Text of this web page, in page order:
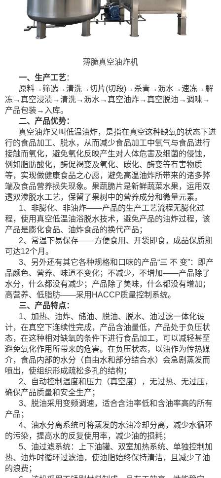
薄脆真空油炸机
一、生产工艺：
原料→筛选→清洗→切片(切段)→杀青→沥水→速冻→解
冻→真空浸渍→清洗→沥水→真空油炸→真空脱油→调味→
产品包装→入库。
二、产品优势：
真空油炸又叫低温油炸，是指在真空这种缺氧的状态下进
行的食品加工、脱水，从而减少食品加工中氧气与食品进行
接触而氧化，避免氧化反映产生对人体危害及细菌的侵蚀，
例如脂肪酸化，酶促褐变及氧化、碳化、酶变等有害物质
等，实现做健康食品之心愿，避免高温油炸所带来的诸多弊
端及食品营养损失现象。果蔬脆片是新鲜蔬菜水果，运用双
透双渗脱水工艺，保留了果树中的营养成分和微量元素。
1、非膨化、非油炸——产品的生产工艺流程无膨化过
程，使用真空低温油浴脱水技术，避免产品的油炸过程，该
产品是膨化食品、油炸食品的换代产品；
2、 常温下易保存——方便食用、开袋即食，成品保质期
可达12个月。
3、另外还有其它各种规格和口味的产品“三 不 变”：即产
品颜色、营养、味道不变化；不减少，不增加——产品除了
水分，什么都没有减少；产品除了美味，什么都没有增加；
高营养、低脂肪——采用HACCP质量控制系统。
三、产品特点：
1、加热、油炸、储油、脱油、脱水、油过滤一体化设
计，在真空下连续性完成，产品含油量低，产品处于负压状
态，在这种相对缺氧的条件下进行食品加工，可以减轻甚至
避免氧化作用所带来的危害。在负压状态，以油作为传热媒
介，食品内部的水分（自由水和部分结合水）会急剧蒸发而
喷出，使组织形成疏松多孔的结构；
2、自动控制温度和压力（真空度），无过热、无过压，
确保产品质量和安全生产；
3、脱油采用变频调速，适合含油率低和含油率高的所有
产品；
4、油水分离系统可将蒸发的水油冷却分离，减少水循环
的污染，提高水的反复使用率，减少油的损耗；
5、油过滤系统：上下油罐、双室加热系统、单独控制加
热、油炸时循环过滤油，使油脂始终保持清洁，且减少了油
的浪费；